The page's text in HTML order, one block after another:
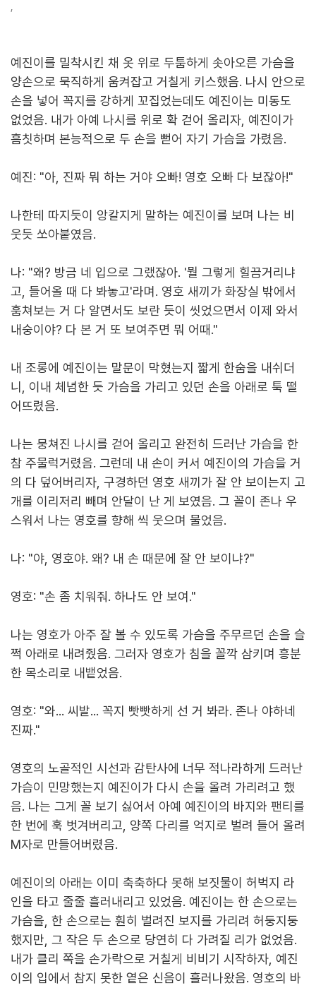
예진이를 밀착시킨 채 옷 위로 두툼하게 솟아오른 가슴을
양손으로 묵직하게 움켜잡고 거칠게 키스했음. 나시 안으로
손을 넣어 꼭지를 강하게 꼬집었는데도 예진이는 미동도
없었음. 내가 아예 나시를 위로 확 걷어 올리자, 예진이가
흠칫하며 본능적으로 두 손을 뻗어 자기 가슴을 가렸음.
예진: "아, 진짜 뭐 하는 거야 오빠! 영호 오빠 다 보잖아!"
나한테 따지듯이 앙칼지게 말하는 예진이를 보며 나는 비
웃듯 쏘아붙였음.
나: "왜? 방금 네 입으로 그랬잖아. '뭘 그렇게 힐끔거리냐
고, 들어올 때 다 봐놓고'라며. 영호 새끼가 화장실 밖에서
훔쳐보는 거 다 알면서도 보란 듯이 씻었으면서 이제 와서
내숭이야? 다 본 거 또 보여주면 뭐 어때."
내 조롱에 예진이는 말문이 막혔는지 짧게 한숨을 내쉬더
니, 이내 체념한 듯 가슴을 가리고 있던 손을 아래로 툭 떨
어뜨렸음.
나는 뭉쳐진 나시를 걷어 올리고 완전히 드러난 가슴을 한
참 주물럭거렸음. 그런데 내 손이 커서 예진이의 가슴을 거
의 다 덮어버리자, 구경하던 영호 새끼가 잘 안 보이는지 고
개를 이리저리 빼며 안달이 난 게 보였음. 그 꼴이 존나 우
스워서 나는 영호를 향해 씩 웃으며 물었음.
나: "야, 영호야. 왜? 내 손 때문에 잘 안 보이냐?"
영호: "손 좀 치워줘. 하나도 안 보여."
나는 영호가 아주 잘 볼 수 있도록 가슴을 주무르던 손을 슬
쩍 아래로 내려줬음. 그러자 영호가 침을 꼴깍 삼키며 흥분
한 목소리로 내뱉었음.
영호: "와... 씨발... 꼭지 빳빳하게 선 거 봐라. 존나 야하네
진짜."
영호의 노골적인 시선과 감탄사에 너무 적나라하게 드러난
가슴이 민망했는지 예진이가 다시 손을 올려 가리려고 했
음. 나는 그게 꼴 보기 싫어서 아예 예진이의 바지와 팬티를
한 번에 훅 벗겨버리고, 양쪽 다리를 억지로 벌려 들어 올려
M자로 만들어버렸음.
예진이의 아래는 이미 축축하다 못해 보짓물이 허벅지 라
인을 타고 줄줄 흘러내리고 있었음. 예진이는 한 손으로는
가슴을, 한 손으로는 훤히 벌려진 보지를 가리려 허둥지둥
했지만, 그 작은 두 손으로 당연히 다 가려질 리가 없었음.
내가 클리 쪽을 손가락으로 거칠게 비비기 시작하자, 예진
이의 입에서 참지 못한 옅은 신음이 흘러나왔음. 영호의 바